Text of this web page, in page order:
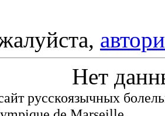
Нет
русскоязычных